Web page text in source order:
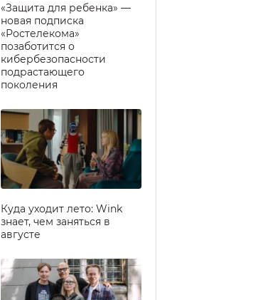
«Защита для ребенка» —
новая подписка
«Ростелекома»
позаботится о
кибербезопасности
подрастающего
поколения
Куда уходит лето: Wink
знает, чем заняться в
августе